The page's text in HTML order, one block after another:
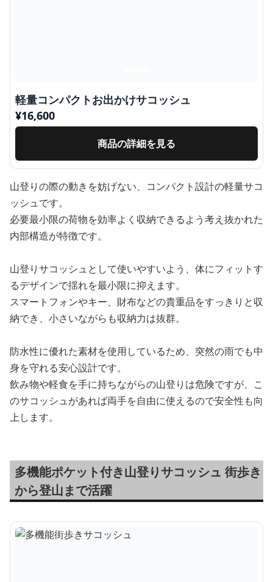
軽量コンパクトお出かけサコッシュ
¥16,600
商品の詳細を見る
山登りの際の動きを妨げない、コンパクト設計の軽量サコ
ッシュです。
必要最小限の荷物を効率よく収納できるよう考え抜かれた
内部構造が特徴です。
山登りサコッシュとして使いやすいよう、体にフィットす
るデザインで揺れを最小限に抑えます。
スマートフォンやキー、財布などの貴重品をすっきりと収
納でき、小さいながらも収納力は抜群。
防水性に優れた素材を使用しているため、突然の雨でも中
身を守れる安心設計です。
飲み物や軽食を手に持ちながらの山登りは危険ですが、こ
のサコッシュがあれば両手を自由に使えるので安全性も向
上します。
多機能ポケット付き山登りサコッシュ 街歩き
から登山まで活躍